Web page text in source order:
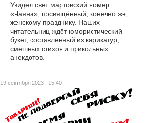
19 сентября 2023 - 15:40
Увидел свет мартовский номер
«Чаяна», посвящённый, конечно же,
женскому празднику. Наших
читательниц ждёт юмористический
букет, составленный из карикатур,
смешных стихов и прикольных
анекдотов.